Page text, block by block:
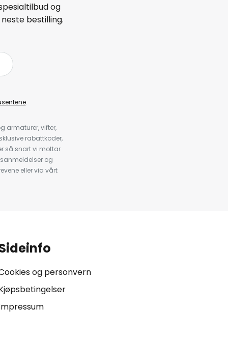
og
bestilling.
.
armaturer, vifter,
rabattkoder,
så snart vi mottar
og
eller via vårt
og personvern